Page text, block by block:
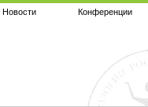
Новости Конференции